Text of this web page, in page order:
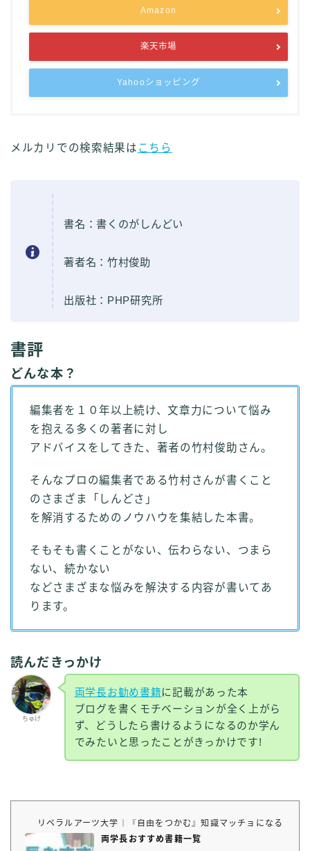
Amazon
楽天市場
Yahooショッピング
メルカリでの検索結果は こちら
書名：書くのがしんどい
著者名：竹村俊助
出版社：PHP研究所
書評
どんな本？
編集者を１０年以上続け、文章力について悩み
を抱える多くの著者に対し
アドバイスをしてきた、著者の竹村俊助さん。
そんなプロの編集者である竹村さんが書くこと
のさまざま「しんどさ」
を解消するためのノウハウを集結した本書。
そもそも書くことがない、伝わらない、つまら
ない、続かない
などさまざまな悩みを解決する内容が書いてあ
ります。
読んだきっかけ
ちゅけ
両学長お勧め書籍に記載があった本
ブログを書くモチベーションが全く上がら
ず、どうしたら書けるようになるのか学ん
でみたいと思ったことがきっかけです!
リベラルアーツ大学｜『自由をつかむ』知識マッチョになるブロ
両学長おすすめ書籍一覧